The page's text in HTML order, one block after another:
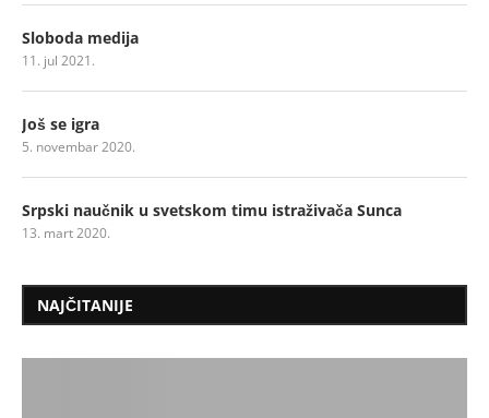
Sloboda medija
11. jul 2021.
Još se igra
5. novembar 2020.
Srpski naučnik u svetskom timu istraživača Sunca
13. mart 2020.
NAJČITANIJE